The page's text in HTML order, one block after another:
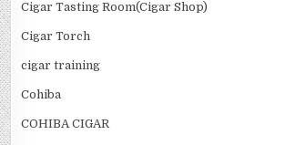
Cigar Tasting Room(Cigar Shop)
Cigar Torch
cigar training
Cohiba
COHIBA CIGAR